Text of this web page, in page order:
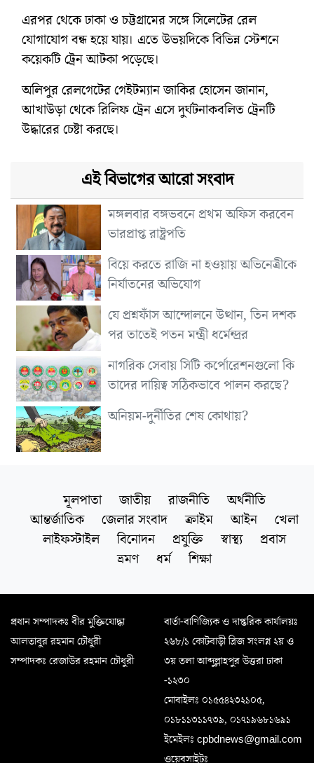
এরপর থেকে ঢাকা ও চট্টগ্রামের সঙ্গে সিলেটের রেল
যোগাযোগ বন্ধ হয়ে যায়। এতে উভয়দিকে বিভিন্ন স্টেশনে
কয়েকটি ট্রেন আটকা পড়েছে।
অলিপুর রেলগেটের গেইটম্যান জাকির হোসেন জানান,
আখাউড়া থেকে রিলিফ ট্রেন এসে দুর্ঘটনাকবলিত ট্রেনটি
উদ্ধারের চেষ্টা করছে।
এই বিভাগের আরো সংবাদ
মঙ্গলবার বঙ্গভবনে প্রথম অফিস করবেন
ভারপ্রাপ্ত রাষ্ট্রপতি
বিয়ে করতে রাজি না হওয়ায় অভিনেত্রীকে
নির্যাতনের অভিযোগ
যে প্রশ্নফাঁস আন্দোলনে উত্থান, তিন দশক
পর তাতেই পতন মন্ত্রী ধর্মেন্দ্রর
নাগরিক সেবায় সিটি কর্পোরেশনগুলো কি
তাদের দায়িত্ব সঠিকভাবে পালন করছে?
অনিয়ম-দুর্নীতির শেষ কোথায়?
মূলপাতা জাতীয় রাজনীতি
অর্থনীতি
আন্তর্জাতিক
জেলার সংবাদ ক্রাইম আইন
খেলা
লাইফস্টাইল
বিনোদন প্রযুক্তি স্বাস্থ্য
প্রবাস
ভ্রমণ
ধর্ম শিক্ষা
প্রধান সম্পাদকঃ বীর মুক্তিযোদ্ধা
আলতাবুর রহমান চৌধুরী
সম্পাদকঃ রেজাউর রহমান চৌধুরী
বার্তা-বাণিজ্যিক ও দাপ্তরিক কার্যালয়ঃ
২৬৮/১ কোটবাড়ী ব্রিজ সংলগ্ন ২য় ও
৩য় তলা আব্দুল্লাহপুর উত্তরা ঢাকা
-১২৩০
মোবাইলঃ ০১৫৫৪২৩২১০৫,
০১৮১১৩১১৭৩৯, ০১৭১৯৬৮১৬৯১
ইমেইলঃ cpbdnews@gmail.com
ওয়েবসাইটঃ